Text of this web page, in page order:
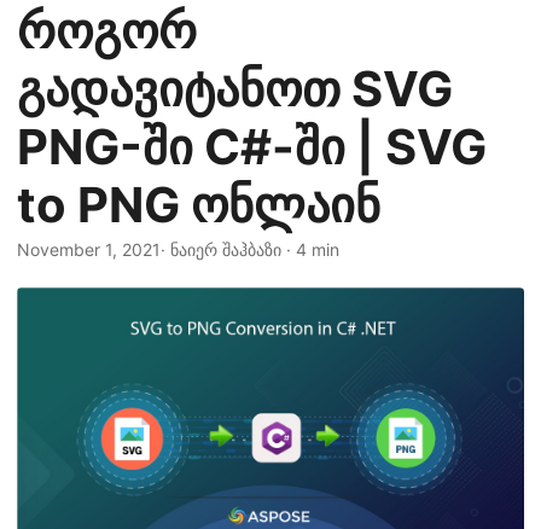
v
i
g
a
t
i
o
n
როგორ
გადავიტანოთ SVG
PNG-ში C#-ში | SVG
to PNG ონლაინ
November 1, 2021· ნაიერ შაჰბაზი · 4 min